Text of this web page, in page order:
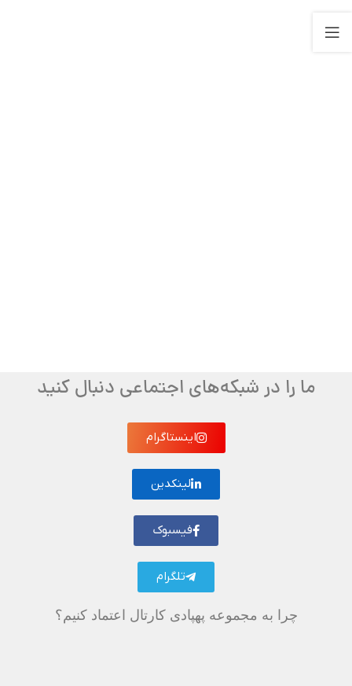
ما را در شبکه‌های اجتماعی دنبال کنید
اینستاگرام
لینکدین
فیسبوک
تلگرام
چرا به مجموعه پهپادی کارتال اعتماد کنیم؟